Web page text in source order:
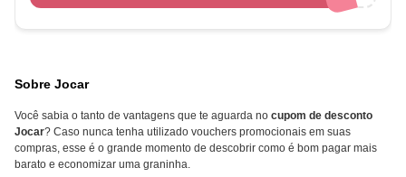
Sobre Jocar
Você sabia o tanto de vantagens que te aguarda no cupom de desconto
Jocar? Caso nunca tenha utilizado vouchers promocionais em suas
compras, esse é o grande momento de descobrir como é bom pagar mais
barato e economizar uma graninha.